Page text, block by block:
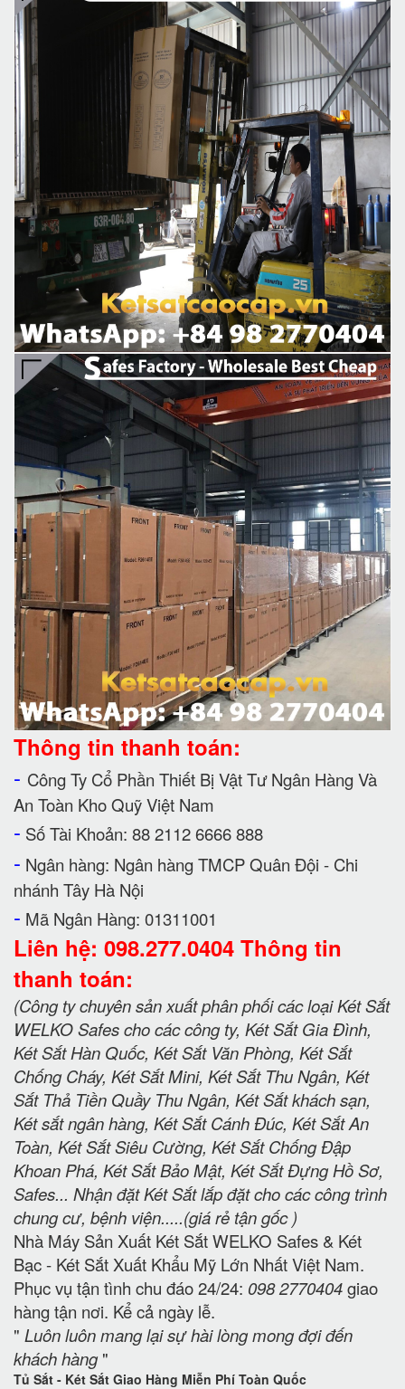
Thông tin thanh toán:
- Công Ty Cổ Phần Thiết Bị Vật Tư Ngân Hàng Và
An Toàn Kho Quỹ Việt Nam
- Số Tài Khoản: 88 2112 6666 888
- Ngân hàng: Ngân hàng TMCP Quân Đội - Chi
nhánh Tây Hà Nội
- Mã Ngân Hàng: 01311001
Liên hệ: 098.277.0404 Thông tin
thanh toán:
(Công ty chuyên sản xuất phân phối các loại Két Sắt
WELKO Safes cho các công ty, Két Sắt Gia Đình,
Két Sắt Hàn Quốc, Két Sắt Văn Phòng, Két Sắt
Chống Cháy, Két Sắt Mini, Két Sắt Thu Ngân, Két
Sắt Thả Tiền Quầy Thu Ngân, Két Sắt khách sạn,
Két sắt ngân hàng, Két Sắt Cánh Đúc, Két Sắt An
Toàn, Két Sắt Siêu Cường, Két Sắt Chống Đập
Khoan Phá, Két Sắt Bảo Mật, Két Sắt Đựng Hồ Sơ,
Safes... Nhận đặt Két Sắt lắp đặt cho các công trình
chung cư, bệnh viện.....(giá rẻ tận gốc )
Nhà Máy Sản Xuất Két Sắt WELKO Safes & Két
Bạc - Két Sắt Xuất Khẩu Mỹ Lớn Nhất Việt Nam.
Phục vụ tận tình chu đáo 24/24: 098 2770404giao
hàng tận nơi. Kể cả ngày lễ.
" Luôn luôn mang lại sự hài lòng mong đợi đến
khách hàng"
Tủ Sắt - Két Sắt Giao Hàng Miễn Phí Toàn Quốc